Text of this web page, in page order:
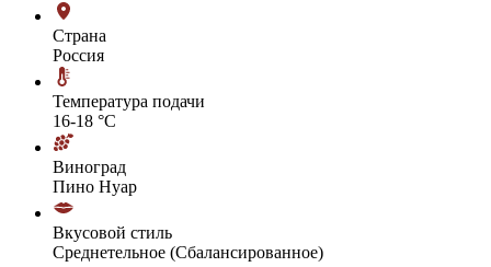
Страна
Россия
Температура подачи
16-18 °С
Виноград
Пино Нуар
Вкусовой стиль
Среднетельное (Сбалансированное)